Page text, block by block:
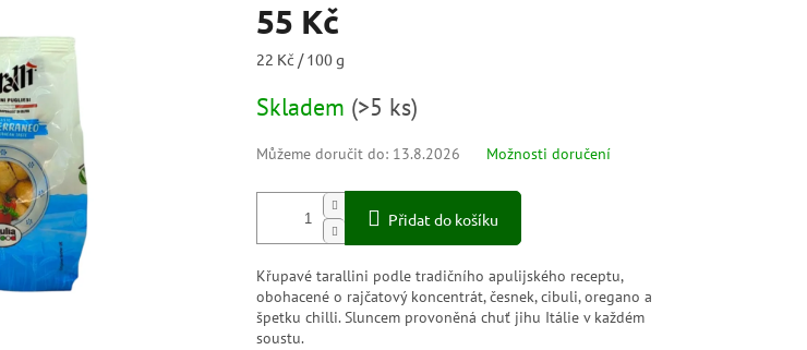
55 Kč
Měrná
22 Kč / 100 g
Skladem (>5 ks)
Můžeme doručit do: 13.8.2026 Možnosti doručení
Přidat do košíku
Křupavé tarallini podle tradičního apulijského receptu,
obohacené o rajčatový koncentrát, česnek, cibuli, oregano a
špetku chilli. Sluncem provoněná chuť jihu Itálie v každém
soustu.